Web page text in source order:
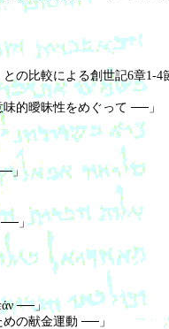
の比較による創世記6章1-4
的曖昧性をめぐって ──」
」
──」
──」
の献金運動 ──」